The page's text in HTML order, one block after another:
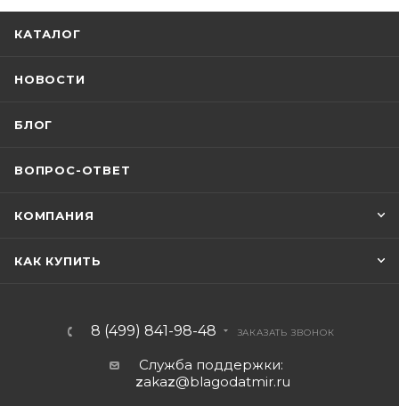
КАТАЛОГ
НОВОСТИ
БЛОГ
ВОПРОС-ОТВЕТ
КОМПАНИЯ
КАК КУПИТЬ
8 (499) 841-98-48 ЗАКАЗАТЬ ЗВОНОК
Служба поддержки:
zakaz@blagodatmir.ru